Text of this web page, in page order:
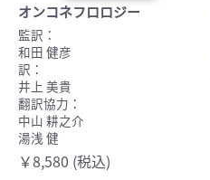
オンコネフロロジー
監訳：
和田 健彦
訳：
井上 美貴
翻訳協力：
中山 耕之介
湯浅 健
￥8,580 (税込)